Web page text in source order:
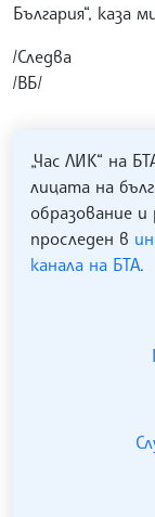
България“, каза
/Следва
/ВБ/
„Час ЛИК“ на
лицата на
образование
проследен в
канала на БТА.